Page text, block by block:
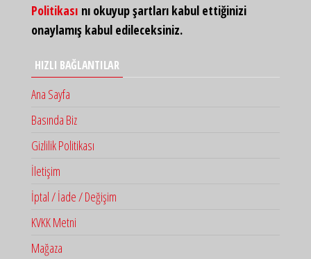
Politikası nı okuyup şartları kabul ettiğinizi
onaylamış kabul edileceksiniz.
HIZLI BAĞLANTILAR
Ana Sayfa
Basında Biz
Gizlilik Politikası
İletişim
İptal / İade / Değişim
KVKK Metni
Mağaza